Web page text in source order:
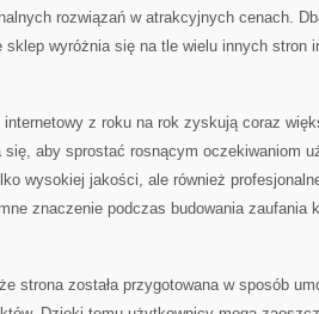
rozwiązań w atrakcyjnych cenach.
sklep wyróżnia się na tle wielu innych stron
internetowy z roku na rok zyskują coraz
się, aby sprostać rosnącym oczekiwaniom
wysokiej jakości, ale również
znaczenie podczas budowania zaufania
strona została przygotowana w sposób